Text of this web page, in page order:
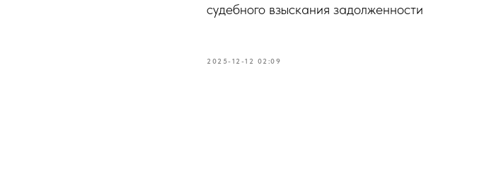
судебного взыскания задолженности
2025-12-12 02:09